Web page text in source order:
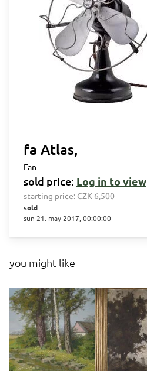
fa Atlas,
Fan
sold price: Log in to view
starting price: CZK 6,500
sold
sun 21. may 2017, 00:00:00
you might like